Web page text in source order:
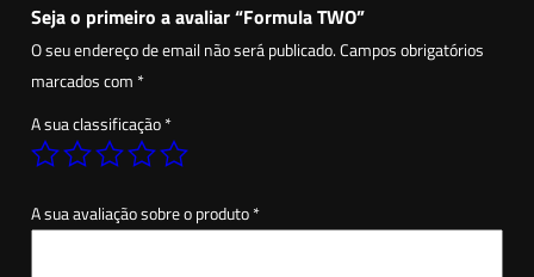
d
e
F
o
r
u
Seja o primeiro a avaliar “Formula TWO”
O seu endereço de email não será publicado.Campos obrigatórios
marcados com *
A sua classificação*
A sua avaliação sobre o produto*